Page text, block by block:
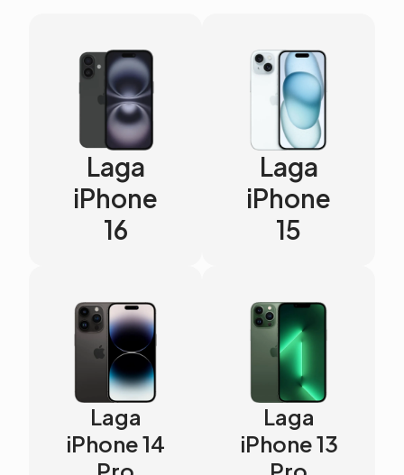
Laga
iPhone
16
Laga
iPhone
15
Laga
iPhone 14
Laga
iPhone 13